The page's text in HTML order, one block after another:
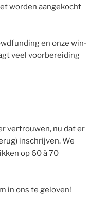
worden aangekocht
en onze win-
veel voorbereiding
vertrouwen, nu dat er
inschrijven. We
op 60 à 70
in ons te geloven!